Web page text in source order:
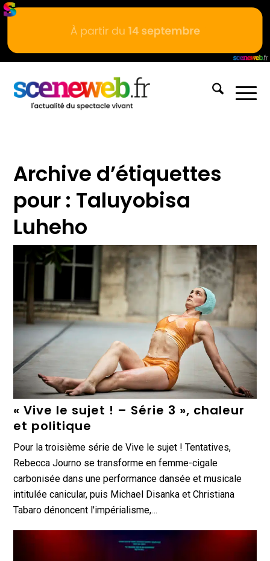
Archive d’étiquettes
pour : Taluyobisa
Luheho
« Vive le sujet ! – Série 3 », chaleur
et politique
Pour la troisième série de Vive le sujet ! Tentatives,
Rebecca Journo se transforme en femme-cigale
carbonisée dans une performance dansée et musicale
intitulée canicular, puis Michael Disanka et Christiana
Tabaro dénoncent l'impérialisme,…